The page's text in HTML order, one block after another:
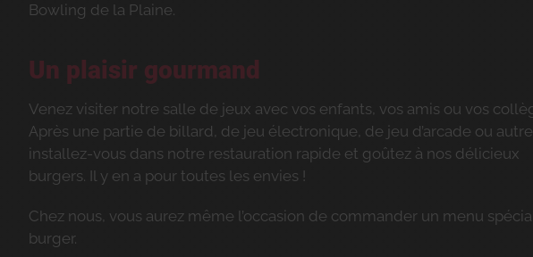
Bowling de la Plaine.
Un plaisir gourmand
Venez visiter notre salle de jeux avec vos enfants, vos amis ou vos
Après une partie de billard, de jeu électronique, de jeu d’arcade ou
installez-vous dans notre restauration rapide et goûtez à nos délicieux
burgers. Il y en a pour toutes les envies !
Chez nous, vous aurez même l’occasion de commander un menu
burger.